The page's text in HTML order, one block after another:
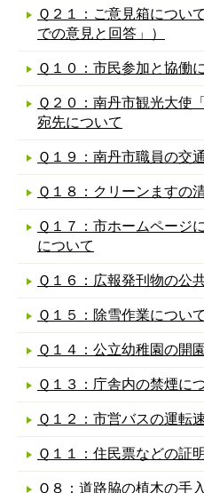
Ｑ２１：ご意見箱につい
での意見と回答」）
Ｑ１０：市民参加と協働
Ｑ２０：南丹市観光大使
宛先について
Ｑ１９：南丹市職員の交
Ｑ１８：クリーンますの
Ｑ１７：市ホームページ
について
Ｑ１６：広報発刊物の公
Ｑ１５：除雪作業について
Ｑ１４：公立幼稚園の開
Ｑ１３：庁舎内の禁煙に
Ｑ１２：市営バスの運転
Ｑ１１：住民票などの証
Ｑ８：道路脇の植木の手